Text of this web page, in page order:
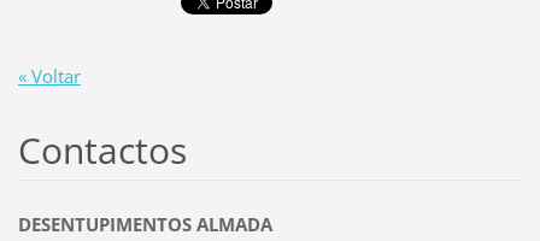
« Voltar
Contactos
DESENTUPIMENTOS ALMADA